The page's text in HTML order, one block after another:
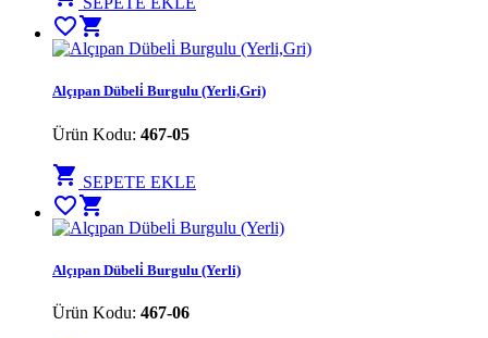
favorite_bordershopping_cart
Alçıpan Dübeli̇ Burgulu (Yerli,Gri)
Ürün Kodu: 467-05
shopping_cart SEPETE EKLE
favorite_bordershopping_cart
Alçıpan Dübeli̇ Burgulu (Yerli)
Ürün Kodu: 467-06